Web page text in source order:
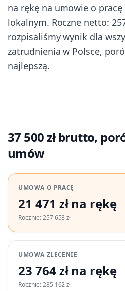
na rękę na umowie o pracę
lokalnym. Roczne netto:
rozpisaliśmy wynik dla
zatrudnienia w Polsce,
najlepszą.
37 500 zł brutto,
umów
UMOWA O PRACĘ
21 471 zł na rękę
Rocznie: 257 658 zł
UMOWA ZLECENIE
23 764 zł na rękę
Rocznie: 285 162 zł